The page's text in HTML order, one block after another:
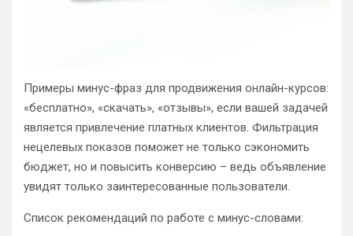
Примеры минус-фраз для продвижения онлайн-курсов:
«бесплатно», «скачать», «отзывы», если вашей задачей
является привлечение платных клиентов. Фильтрация
нецелевых показов поможет не только сэкономить
бюджет, но и повысить конверсию – ведь объявление
увидят только заинтересованные пользователи.
Список рекомендаций по работе с минус-словами: